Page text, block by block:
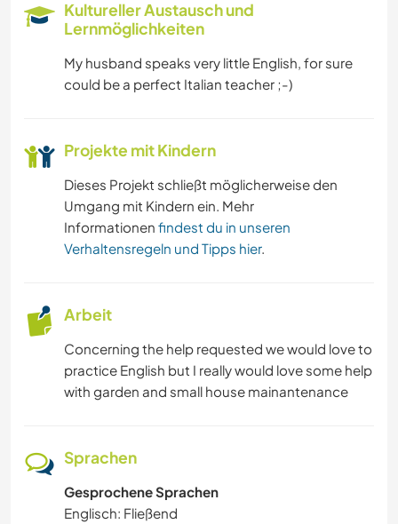
ZEICHNEN & MALEN
KUNST & DESIGN
GÄRTNERN
SPRACHEN
GARTENARBEITEN
TIERE
WANDERN
Kultureller Austausch und
Lernmöglichkeiten
My husband speaks very little English, for sure
could be a perfect Italian teacher ;-)
Projekte mit Kindern
Dieses Projekt schließt möglicherweise den
Umgang mit Kindern ein. Mehr
Informationen findest du in unseren
Verhaltensregeln und Tipps hier.
Arbeit
Concerning the help requested we would love to
practice English but I really would love some help
with garden and small house mainantenance
Sprachen
Gesprochene Sprachen
Englisch: Fließend